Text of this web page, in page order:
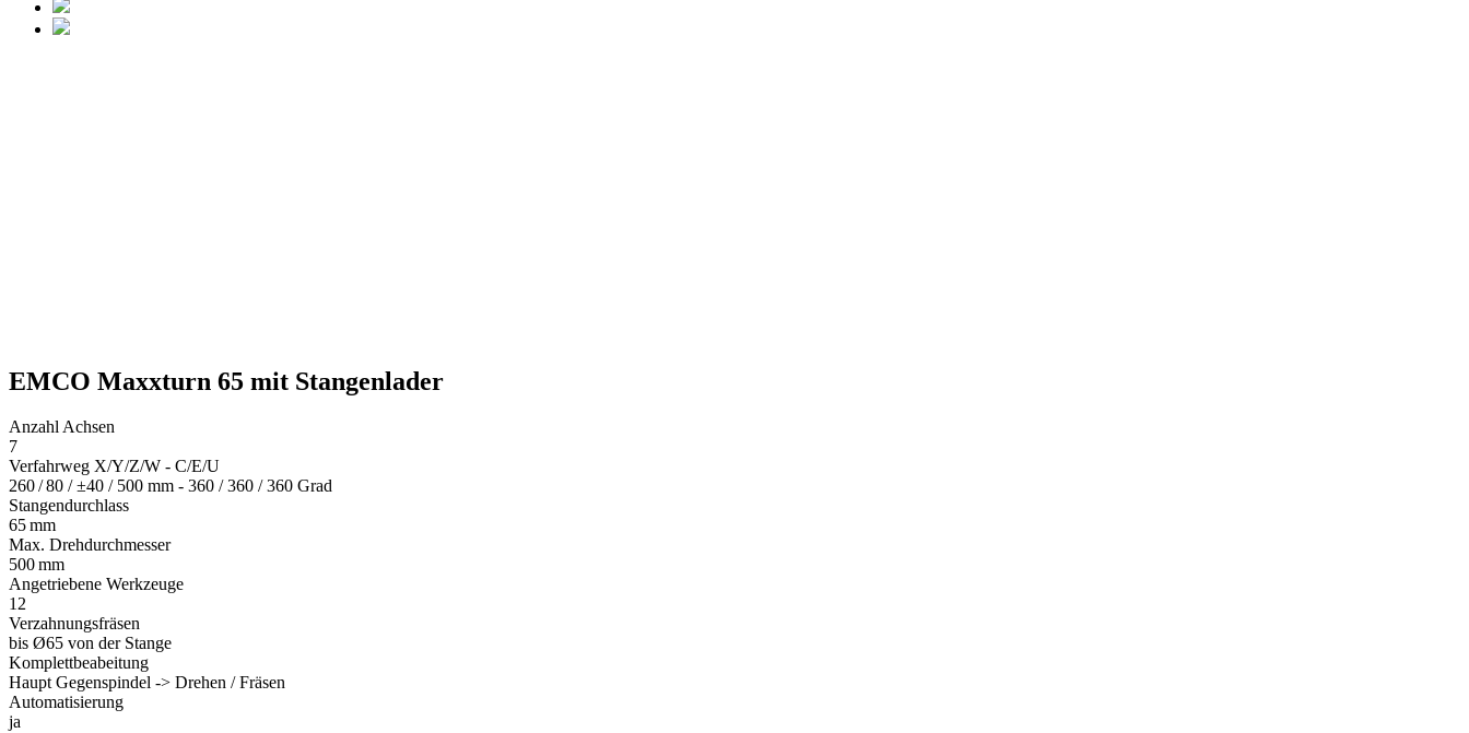
EMCO Maxxturn 65 mit Stangenlader
Anzahl Achsen
7
Verfahrweg X/Y/Z/W - C/E/U
260 / 80 / ±40 / 500 mm - 360 / 360 / 360 Grad
Stangendurchlass
65 mm
Max. Drehdurchmesser
500 mm
Angetriebene Werkzeuge
12
Verzahnungsfräsen
bis Ø65 von der Stange
Komplettbeabeitung
Haupt Gegenspindel -> Drehen / Fräsen
Automatisierung
ja